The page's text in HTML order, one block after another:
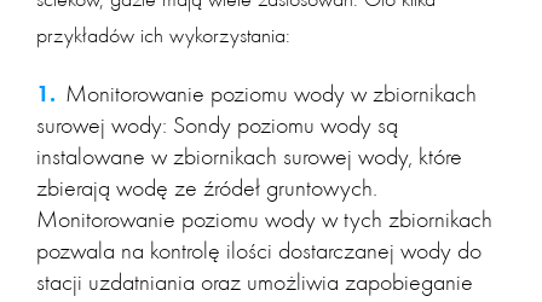
przykładów ich wykorzystania:
Monitorowanie poziomu wody w zbiornikach
surowej wody: Sondy poziomu wody są
instalowane w zbiornikach surowej wody, które
zbierają wodę ze źródeł gruntowych.
Monitorowanie poziomu wody w tych zbiornikach
pozwala na kontrolę ilości dostarczanej wody do
stacji uzdatniania oraz umożliwia zapobieganie